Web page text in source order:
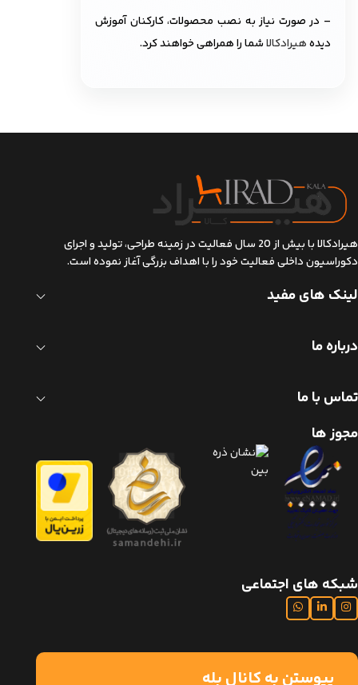
– در صورت نیاز به نصب محصولات، کارکنان آموزش
دیدههیرادکالاشما را همراهی خواهند کرد.
هیرادکالا با بیش از 20 سال فعالیت در زمینه طراحی، تولید و اجرای
دکوراسیون داخلی فعالیت خود را با اهداف بزرگی آغاز نموده است.
لینک های مفید
درباره ما
تماس با ما
مجوز ها
شبکه های اجتماعی
پیوستن به کانال بله